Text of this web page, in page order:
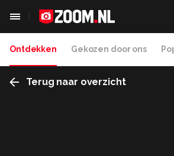
Ontdekken Gekozen door ons
Terug naar overzicht